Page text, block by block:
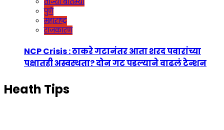
पुणे
महाराष्ट्र
राजकारण
NCP Crisis : ठाकरे गटानंतर आता शरद पवारांच्या
पक्षातही अस्वस्थता? दोन गट पडल्याने वाढलं टेन्शन
Heath Tips